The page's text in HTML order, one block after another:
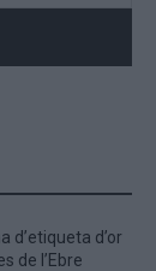
d’etiqueta d’or
de l’Ebre